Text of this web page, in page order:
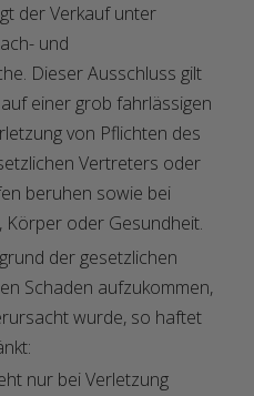
der Verkauf unter
und
Dieser Ausschluss gilt
einer grob fahrlässigen
von Pflichten des
Vertreters oder
beruhen sowie bei
Körper oder Gesundheit.
der gesetzlichen
Schaden aufzukommen,
wurde, so haftet
nur bei Verletzung